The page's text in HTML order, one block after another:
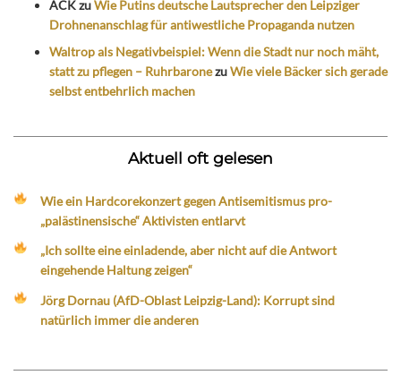
ACKzuWie Putins deutsche Lautsprecher den Leipziger
Drohnenanschlag für antiwestliche Propaganda nutzen
Waltrop als Negativbeispiel: Wenn die Stadt nur noch mäht,
statt zu pflegen – RuhrbaronezuWie viele Bäcker sich gerade
selbst entbehrlich machen
Aktuell oft gelesen
Wie ein Hardcorekonzert gegen Antisemitismus pro-
„palästinensische“ Aktivisten entlarvt
„Ich sollte eine einladende, aber nicht auf die Antwort
eingehende Haltung zeigen“
Jörg Dornau (AfD-Oblast Leipzig-Land): Korrupt sind
natürlich immer die anderen